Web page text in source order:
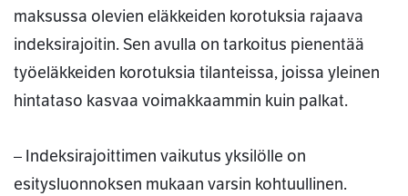
maksussa olevien eläkkeiden korotuksia rajaava
indeksirajoitin. Sen avulla on tarkoitus pienentää
työeläkkeiden korotuksia tilanteissa, joissa yleinen
hintataso kasvaa voimakkaammin kuin palkat.
– Indeksirajoittimen vaikutus yksilölle on
esitysluonnoksen mukaan varsin kohtuullinen.